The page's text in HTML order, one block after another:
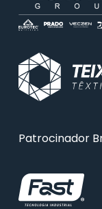
Patrocinador